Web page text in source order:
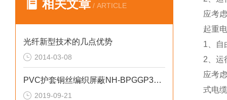
相关文章 / ARTICLE
光纤新型技术的几点优势
2014-03-08
PVC护套铜丝编织屏蔽NH-BPGGP3变频电缆
2019-09-21
应考
起重
1、自
2、运
应考
式电